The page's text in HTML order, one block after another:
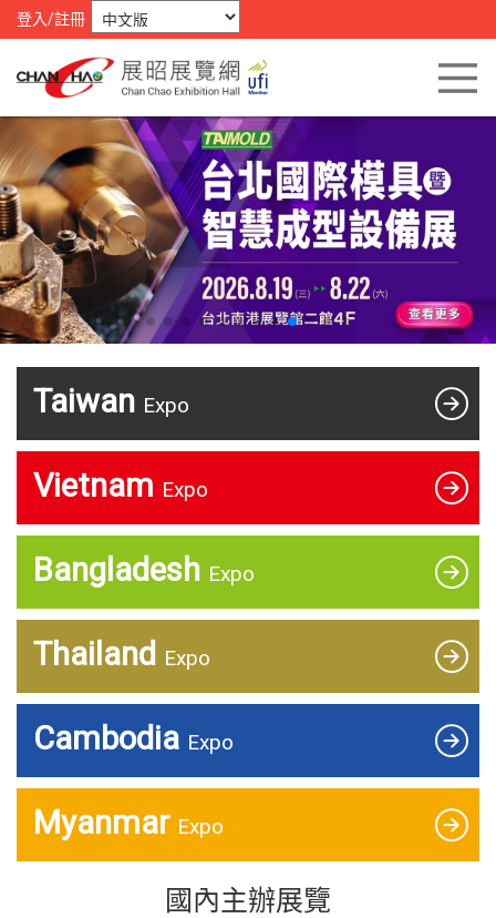
登入/註冊
Taiwan Expo
Vietnam Expo
Bangladesh Expo
Thailand Expo
Cambodia Expo
Myanmar Expo
國內主辦展覽